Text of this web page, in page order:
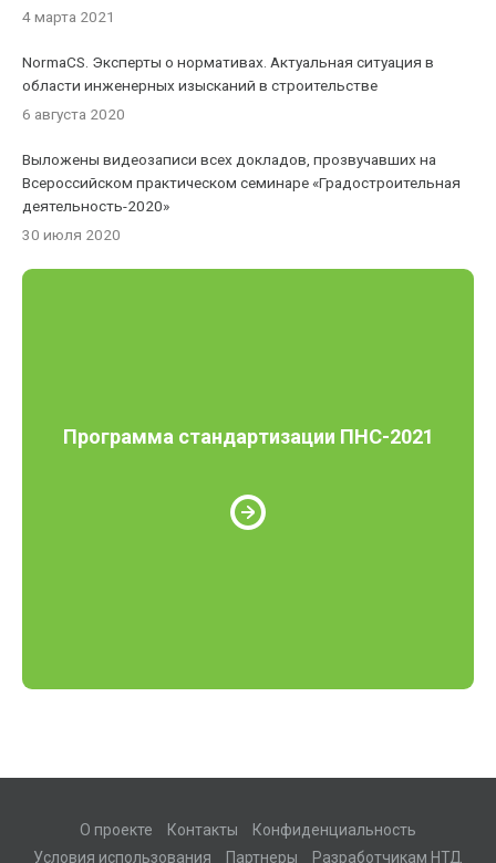
4 марта 2021
NormaCS. Эксперты о нормативах. Актуальная ситуация в
области инженерных изысканий в строительстве
6 августа 2020
Выложены видеозаписи всех докладов, прозвучавших на
Всероссийском практическом семинаре «Градостроительная
деятельность-2020»
30 июля 2020
Программа стандартизации ПНС-2021
О проекте Контакты
Конфиденциальность
Условия использования
Партнеры Разработчикам НТД